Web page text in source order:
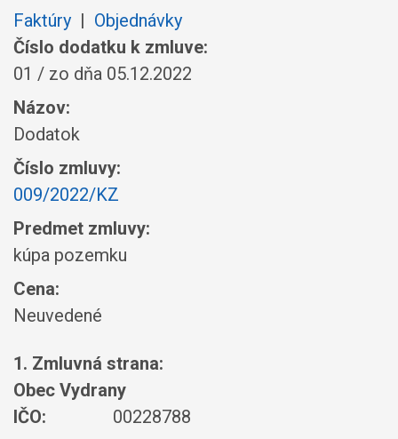
Faktúry | Objednávky
Číslo dodatku k zmluve:
01 / zo dňa 05.12.2022
Názov:
Dodatok
Číslo zmluvy:
009/2022/KZ
Predmet zmluvy:
kúpa pozemku
Cena:
Neuvedené
1. Zmluvná strana:
Obec Vydrany
IČO:
00228788